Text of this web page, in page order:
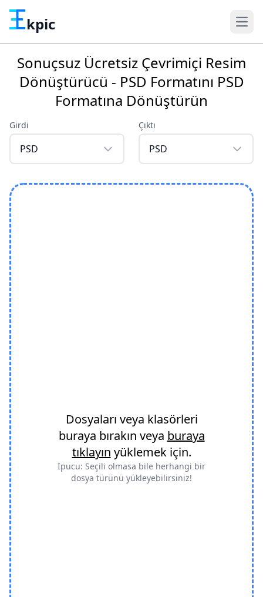
kpic
Sonuçsuz Ücretsiz Çevrimiçi Resim
Dönüştürücü - PSD Formatını PSD
Formatına Dönüştürün
Girdi
PSD
Çıktı
PSD
Dosyaları veya klasörleri
buraya bırakın veya buraya
tıklayın yüklemek için.
İpucu: Seçili olmasa bile herhangi bir
dosya türünü yükleyebilirsiniz!